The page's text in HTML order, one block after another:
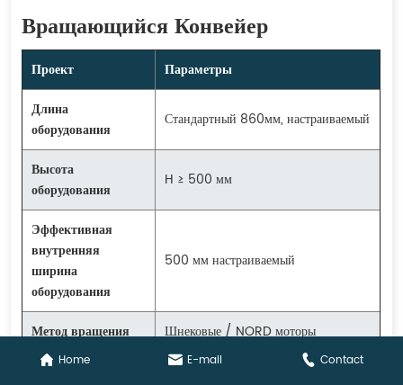
Вращающийся Конвейер
Проект
Параметры
Длина
оборудования
Стандартный 860мм, настраиваемый
Высота
оборудования
H ≥ 500 мм
Эффективная
внутренняя
ширина
оборудования
500 мм настраиваемый
Метод вращения
Шнековые / NORD моторы
Метод передачи
Электрический ролик
Home E-mail Contact